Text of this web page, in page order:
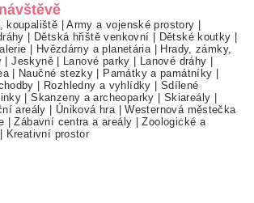
koupaliště |Army a vojenské prostory |
| Dětská hřiště venkovní | Dětské koutky |
| Hvězdárny a planetária | Hrady, zámky,
|Jeskyně| Lanové parky | Lanové dráhy |
| Naučné stezky | Památky a památníky |
| Rozhledny a vyhlídky | Sdílené
|Skanzeny a archeoparky | Skiareály |
areály | Úniková hra |Westernová městečka
|Zábavní centra a areály |Zoologické a
| Kreativní prostor